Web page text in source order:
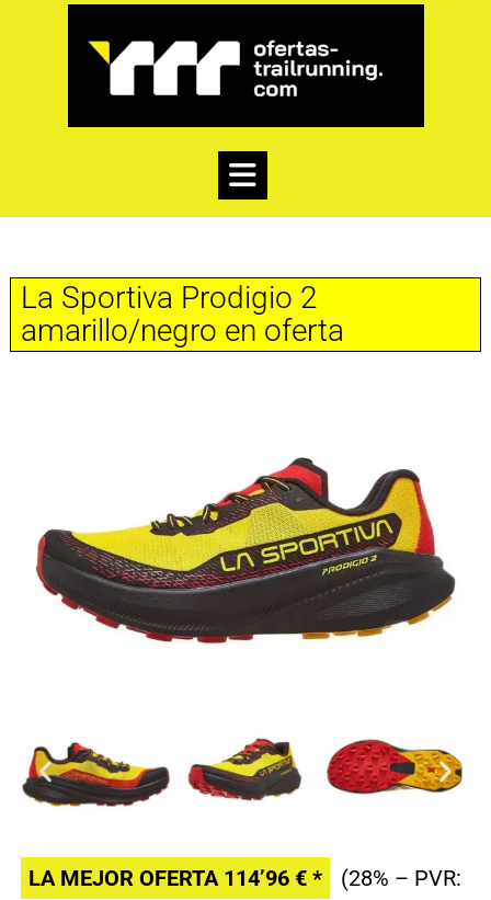
La Sportiva Prodigio 2
amarillo/negro en oferta
LA MEJOR OFERTA 114’96 € *
(28% – PVR: